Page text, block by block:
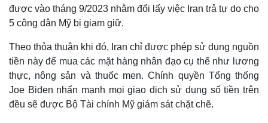
được vào tháng 9/2023 nhằm đổi lấy việc Iran trả tự do cho
5 công dân Mỹ bị giam giữ.
Theo thỏa thuận khi đó, Iran chỉ được phép sử dụng nguồn
tiền này để mua các mặt hàng nhân đạo cụ thể như lương
thực, nông sản và thuốc men. Chính quyền Tổng thống
Joe Biden nhấn mạnh mọi giao dịch sử dụng số tiền trên
đều sẽ được Bộ Tài chính Mỹ giám sát chặt chẽ.